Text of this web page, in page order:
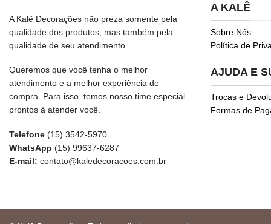
A Kalê Decorações não preza somente pela
qualidade dos produtos, mas também pela
qualidade de seu atendimento.
Queremos que você tenha o melhor
atendimento e a melhor experiência de
compra. Para isso, temos nosso time especial
prontos à atender você.
Telefone (15) 3542-5970
WhatsApp (15) 99637-6287
E-mail: contato@kaledecoracoes.com.br
A KALÊ
Sobre Nós
Política de
AJUDA E
Trocas e
Formas de